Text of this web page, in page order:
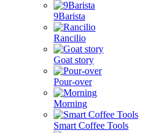
9Barista
Rancilio
Goat story
Pour-over
Morning
Smart Coffee Tools